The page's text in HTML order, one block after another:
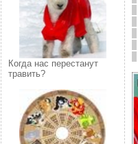
Когда нас перестанут
травить?